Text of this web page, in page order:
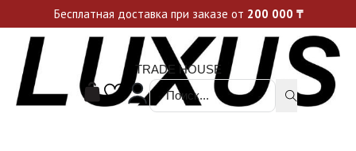
Уникальные акции и спецпредложения каждую неделю, не пропусти свой шанс
TRADE HOUSE
Поиск ...
Бесплатная доставка при заказе от 200 000 ₸